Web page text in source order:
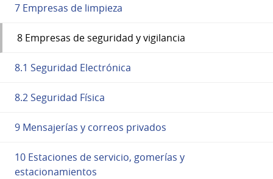
7 Empresas de limpieza
8 Empresas de seguridad y vigilancia
8.1 Seguridad Electrónica
8.2 Seguridad Física
9 Mensajerías y correos privados
10 Estaciones de servicio, gomerías y
estacionamientos